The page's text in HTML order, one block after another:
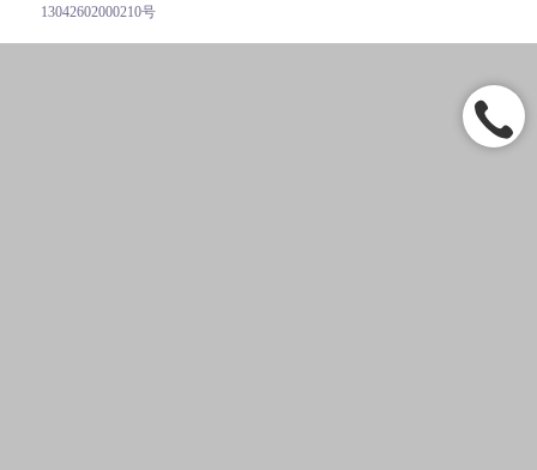
13042602000210号